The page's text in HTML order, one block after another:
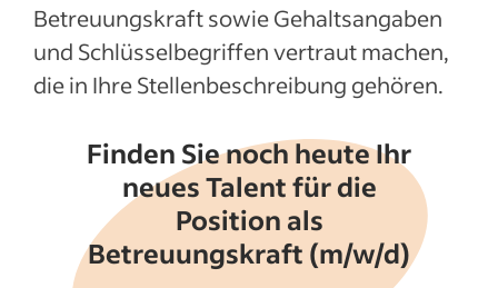
Betreuungskraft sowie Gehaltsangaben
und Schlüsselbegriffen vertraut machen,
die in Ihre Stellenbeschreibung gehören.
Finden Sie noch heute Ihr
neues Talent für die
Position als
Betreuungskraft (m/w/d)